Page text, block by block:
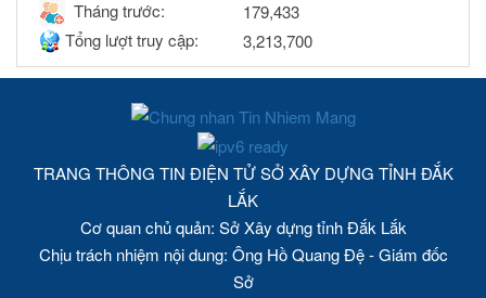
Tháng trước:
179,433
Tổng lượt truy cập:
3,213,700
TRANG THÔNG TIN ĐIỆN TỬ SỞ XÂY DỰNG TỈNH ĐẮK
LẮK
Cơ quan chủ quản: Sở Xây dựng tỉnh Đắk Lắk
Chịu trách nhiệm nội dung: Ông Hồ Quang Đệ - Giám đốc
Sở